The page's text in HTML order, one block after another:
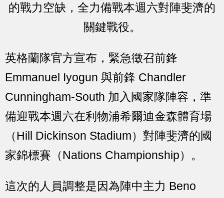
的戰力空缺，全力備戰本週六對陣斐濟的
關鍵戰役。
英格蘭隊官方宣布，緊急徵召前鋒
Emmanuel Iyogun 與前鋒 Chandler
Cunningham-South 加入國家隊陣容，準
備迎戰本週六在利物浦希爾迪金森體育場
（Hill Dickinson Stadium）對陣斐濟的國
家錦標賽（Nations Championship）。
這次的人員調整是因為陣中主力 Beno